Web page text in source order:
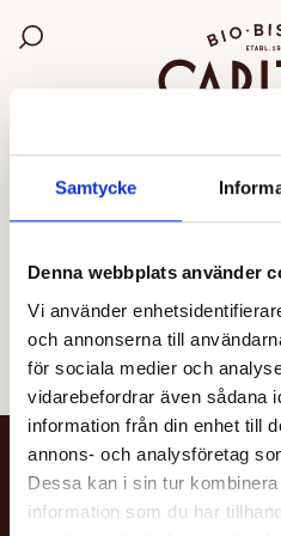
Samtycke
Denna webbplats använder
Vi använder
och annonserna till
för sociala medier och
vidarebefordrar även sådana
information från din enhet till
annons- och analysföretag
Dessa kan i sin tur
information som du har
Bio Capitol
Sök bland filmer
OGILTIG
längre
Se alla
NYHETSBREV